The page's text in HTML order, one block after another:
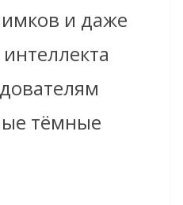
и даже
тёмные